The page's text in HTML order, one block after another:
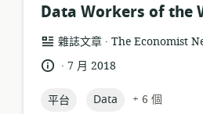
Data Workers of the
資
源
式:
雜誌文章 .
發
布
The Economist
語
.
發
日
7 月 2018
topic:
平台 topic:
Data
+ 6 個